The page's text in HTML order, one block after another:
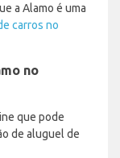
a Alamo é uma
carros no
no
que pode
de aluguel de